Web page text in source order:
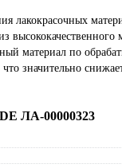
лакокрасочных
материал по
значительно
ЛА-00000323